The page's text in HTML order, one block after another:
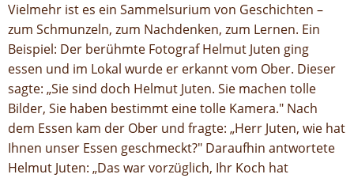
Vielmehr ist es ein Sammelsurium von Geschichten –
zum Schmunzeln, zum Nachdenken, zum Lernen. Ein
Beispiel: Der berühmte Fotograf Helmut Juten ging
essen und im Lokal wurde er erkannt vom Ober. Dieser
sagte: „Sie sind doch Helmut Juten. Sie machen tolle
Bilder, Sie haben bestimmt eine tolle Kamera." Nach
dem Essen kam der Ober und fragte: „Herr Juten, wie hat
Ihnen unser Essen geschmeckt?" Daraufhin antwortete
Helmut Juten: „Das war vorzüglich, Ihr Koch hat